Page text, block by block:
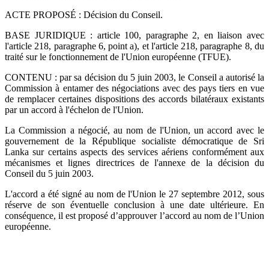
ACTE PROPOSÉ : Décision du Conseil.
BASE JURIDIQUE : article 100, paragraphe 2, en liaison avec
l'article 218, paragraphe 6, point a), et l'article 218, paragraphe 8, du
traité sur le fonctionnement de l'Union européenne (TFUE).
CONTENU : par sa décision du 5 juin 2003, le Conseil a autorisé la
Commission à entamer des négociations avec des pays tiers en vue
de remplacer certaines dispositions des accords bilatéraux existants
par un accord à l'échelon de l'Union.
La Commission a négocié, au nom de l'Union, un accord avec le
gouvernement de la République socialiste démocratique de Sri
Lanka sur certains aspects des services aériens conformément aux
mécanismes et lignes directrices de l'annexe de la décision du
Conseil du 5 juin 2003.
L'accord a été signé au nom de l'Union le 27 septembre 2012, sous
réserve de son éventuelle conclusion à une date ultérieure. En
conséquence, il est proposé d’approuver l’accord au nom de l’Union
européenne.